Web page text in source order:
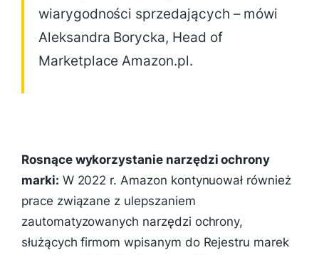
wiarygodności sprzedających – mówi
Aleksandra Borycka, Head of
Marketplace Amazon.pl.
Rosnące wykorzystanie narzędzi ochrony
marki: W 2022 r. Amazon kontynuował również
prace związane z ulepszaniem
zautomatyzowanych narzędzi ochrony,
służących firmom wpisanym do Rejestru marek